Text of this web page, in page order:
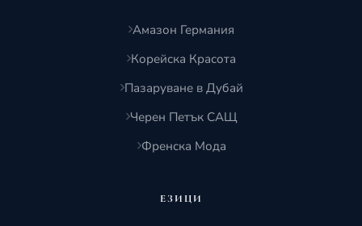
Амазон Германия
Корейска Красота
Пазаруване в Дубай
Черен Петък САЩ
Френска Мода
ЕЗИЦИ